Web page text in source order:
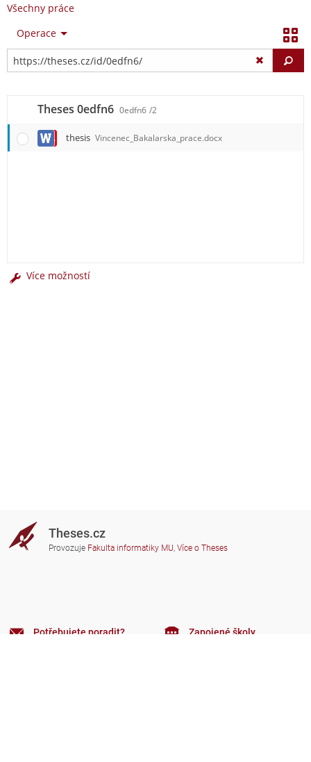
Všechny práce
Operace
Theses 0edfn6 0edfn6 /2
thesis Vincenec_Bakalarska_prace.docx
Více možností
Theses.cz
Provozuje Fakulta informatiky MU, Více o Theses
Potřebujete poradit? Zapojené školy